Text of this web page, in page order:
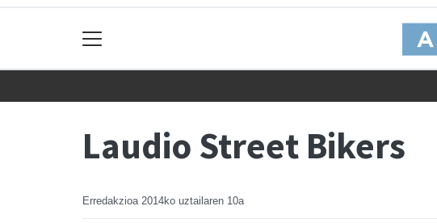
Laudio Street Bikers
Erredakzioa 2014ko uztailaren 10a